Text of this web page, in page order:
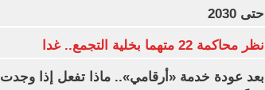
حتى 2030
نظر محاكمة 22 متهما بخلية التجمع.. غدا
بعد عودة خدمة «أرقامي».. ماذا تفعل إذا وجدت